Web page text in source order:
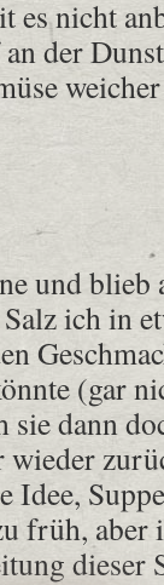
es nicht
der
und blieb
ich in
(gar
sie dann
Idee,
früh, aber
dieser